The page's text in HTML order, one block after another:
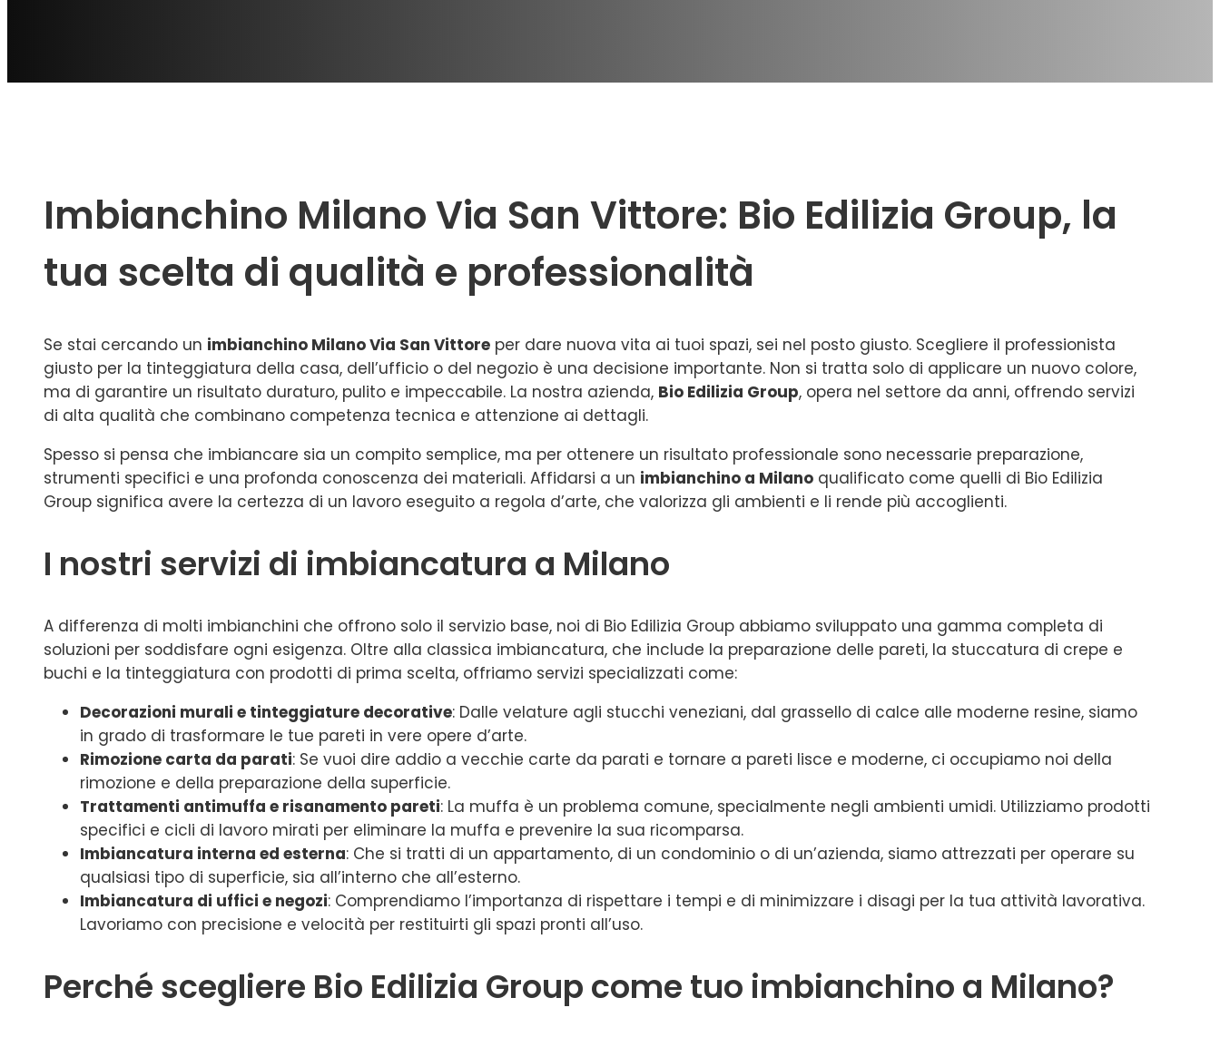
Imbianchino Milano Via San Vittore: Bio Edilizia Group, la
tua scelta di qualità e professionalità
Se stai cercando un imbianchino Milano Via San Vittore per dare nuova vita ai tuoi spazi, sei nel posto giusto. Scegliere il professionista
giusto per la tinteggiatura della casa, dell’ufficio o del negozio è una decisione importante. Non si tratta solo di applicare un nuovo colore,
ma di garantire un risultato duraturo, pulito e impeccabile. La nostra azienda, Bio Edilizia Group, opera nel settore da anni, offrendo servizi
di alta qualità che combinano competenza tecnica e attenzione ai dettagli.
Spesso si pensa che imbiancare sia un compito semplice, ma per ottenere un risultato professionale sono necessarie preparazione,
strumenti specifici e una profonda conoscenza dei materiali. Affidarsi a un imbianchino a Milano qualificato come quelli di Bio Edilizia
Group significa avere la certezza di un lavoro eseguito a regola d’arte, che valorizza gli ambienti e li rende più accoglienti.
I nostri servizi di imbiancatura a Milano
A differenza di molti imbianchini che offrono solo il servizio base, noi di Bio Edilizia Group abbiamo sviluppato una gamma completa di
soluzioni per soddisfare ogni esigenza. Oltre alla classica imbiancatura, che include la preparazione delle pareti, la stuccatura di crepe e
buchi e la tinteggiatura con prodotti di prima scelta, offriamo servizi specializzati come:
Decorazioni murali e tinteggiature decorative: Dalle velature agli stucchi veneziani, dal grassello di calce alle moderne resine, siamo
in grado di trasformare le tue pareti in vere opere d’arte.
Rimozione carta da parati: Se vuoi dire addio a vecchie carte da parati e tornare a pareti lisce e moderne, ci occupiamo noi della
rimozione e della preparazione della superficie.
Trattamenti antimuffa e risanamento pareti: La muffa è un problema comune, specialmente negli ambienti umidi. Utilizziamo prodotti
specifici e cicli di lavoro mirati per eliminare la muffa e prevenire la sua ricomparsa.
Imbiancatura interna ed esterna: Che si tratti di un appartamento, di un condominio o di un’azienda, siamo attrezzati per operare su
qualsiasi tipo di superficie, sia all’interno che all’esterno.
Imbiancatura di uffici e negozi: Comprendiamo l’importanza di rispettare i tempi e di minimizzare i disagi per la tua attività lavorativa.
Lavoriamo con precisione e velocità per restituirti gli spazi pronti all’uso.
Perché scegliere Bio Edilizia Group come tuo imbianchino a Milano?